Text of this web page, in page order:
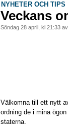
NYHETER OCH TIPS
Veckans
söndag 28 april, kl 21:33 av
Välkomna till ett nytt
ordning de i mina
staterna.